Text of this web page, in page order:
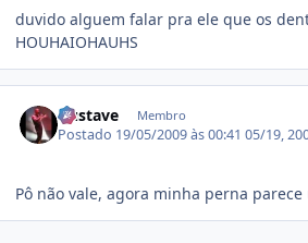
duvido alguem falar pra ele que os
HOUHAIOHAUHS
Gustave Membro
Postado 19/05/2009 às 00:4105/19,
Pô não vale, agora minha perna